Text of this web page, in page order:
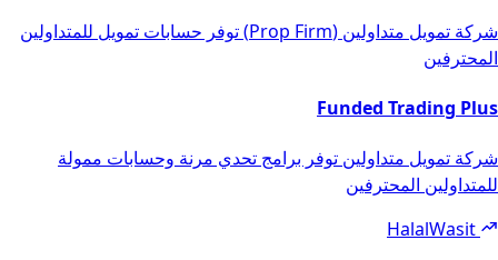
شركة تمويل متداولين (Prop Firm) توفر حسابات تمويل للمتداولين
المحترفين
Funded Trading Plus
شركة تمويل متداولين توفر برامج تحدي مرنة وحسابات ممولة
للمتداولين المحترفين
Footer
HalalWasit